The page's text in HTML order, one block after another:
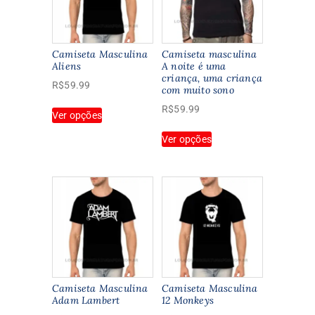
Camiseta Masculina
Aliens
R$59.99
Ver opçõesproduto
As
opções
podem
escolhidas
página
do
produto
Camiseta masculina
A noite é uma
criança, uma criança
com muito sono
R$59.99
Ver opçõesproduto
várias
variantes.
As
opções
podem
escolhidas
na
página
Camiseta Masculina
Adam Lambert
Camiseta Masculina
12 Monkeys